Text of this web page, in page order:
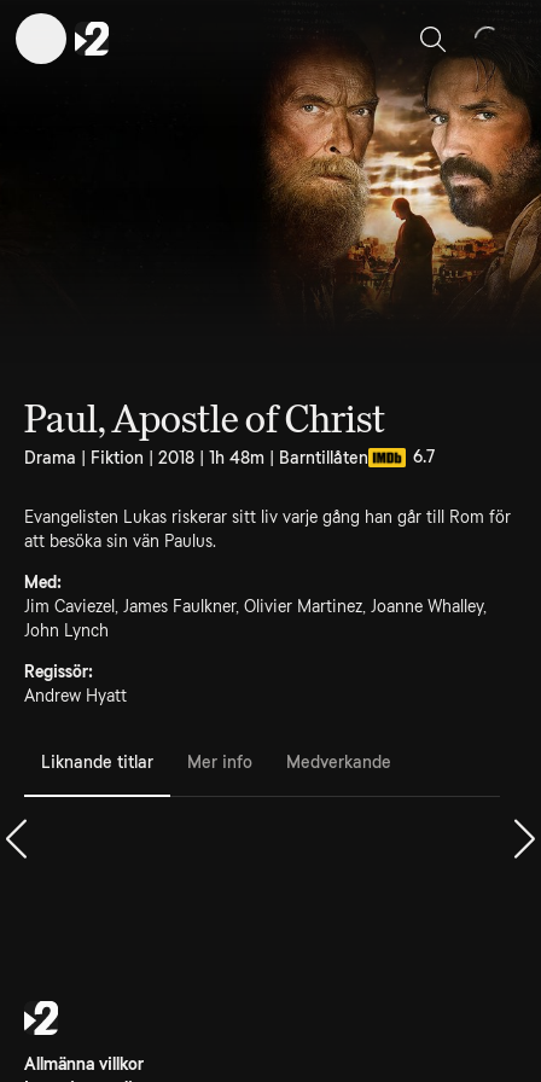
Sök
Paul, Apostle of Christ
Drama | Fiktion | 2018 | 1h 48m | Barntillåten 6.7
Evangelisten Lukas riskerar sitt liv varje gång han går till Rom för
att besöka sin vän Paulus.
Med:
Jim Caviezel, James Faulkner, Olivier Martinez, Joanne Whalley,
John Lynch
Regissör:
Andrew Hyatt
Liknande titlar Mer info Medverkande
Allmänna villkor